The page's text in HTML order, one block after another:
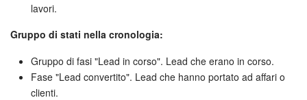
Online store
Dipendenti
lavori.
Gruppo di stati nella cronologia:
Gruppo di fasi "Lead in corso". Lead che erano in corso.
Fase "Lead convertito". Lead che hanno portato ad affari o
clienti.